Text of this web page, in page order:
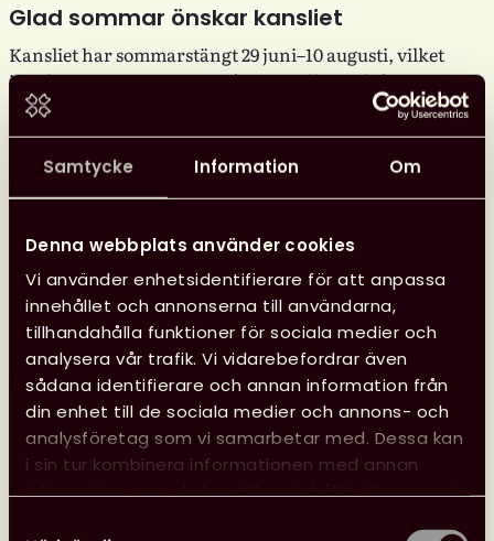
Samtycke Information Om
Denna webbplats använder cookies
Vi använder enhetsidentifierare för att anpassa
innehållet och annonserna till användarna,
tillhandahålla funktioner för sociala medier och
analysera vår trafik. Vi vidarebefordrar även
sådana identifierare och annan information från
din enhet till de sociala medier och annons- och
analysföretag som vi samarbetar med. Dessa kan
i sin tur kombinera informationen med annan
information som du har tillhandahållit eller som de
Glad sommar önskar kansliet
Kansliet har sommarstängt 29 juni–10 augusti, vilket
innebär att vi inte svarar på e-post eller i telefon.
Läs mer
Glad
sommar
kansliet
24 juni, 2026
Nyheter Svensk biblioteksförenings utmärkelser